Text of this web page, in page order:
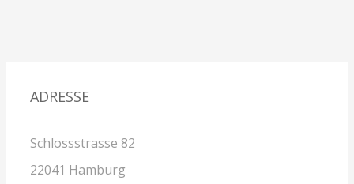
ADRESSE
Schlossstrasse 82
22041 Hamburg